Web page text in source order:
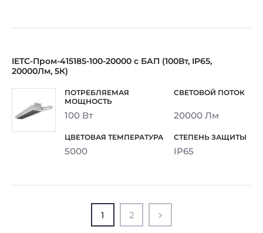
IETC-Пром-415185-100-20000 с БАП (100Вт, IP65,
20000Лм, 5К)
100 Вт 20000 Лм
5000 IP65
1 2